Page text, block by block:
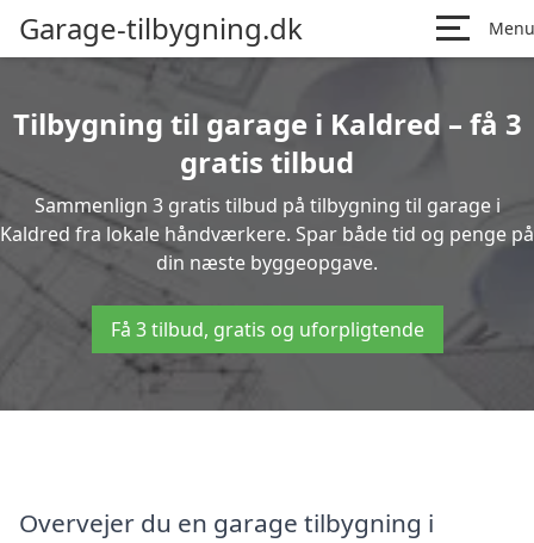
Garage-tilbygning.dk Menu
Tilbygning til garage i Kaldred – få 3
gratis tilbud
Sammenlign 3 gratis tilbud på tilbygning til garage i
Kaldred fra lokale håndværkere. Spar både tid og penge på
din næste byggeopgave.
Få 3 tilbud, gratis og uforpligtende
Overvejer du en garage tilbygning i